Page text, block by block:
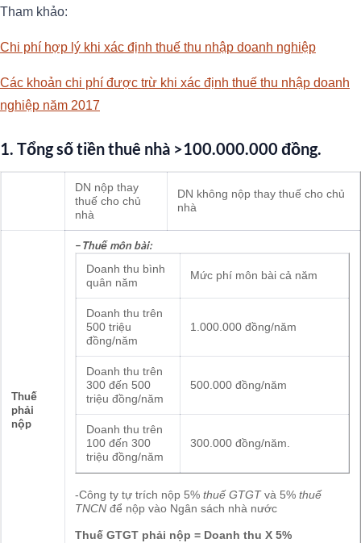
Tham khảo:
Chi phí hợp lý khi xác định thuế thu nhập doanh nghiệp
Các khoản chi phí được trừ khi xác định thuế thu nhập doanh
nghiệp năm 2017
1. Tổng số tiền thuê nhà >100.000.000 đồng.
DN nộp thay
thuế cho chủ
nhà
DN không nộp thay thuế cho chủ
nhà
Thuế
phải
nộp
–Thuế môn bài:
Doanh thu bình
quân năm
Mức phí môn bài cả năm
Doanh thu trên
500 triệu
đồng/năm
1.000.000 đồng/năm
Doanh thu trên
300 đến 500
triệu đồng/năm
500.000 đồng/năm
Doanh thu trên
100 đến 300
triệu đồng/năm
300.000 đồng/năm.
-Công ty tự trích nộp 5% thuế GTGT và 5% thuế
TNCN để nộp vào Ngân sách nhà nước
Thuế GTGT phải nộp = Doanh thu X 5%